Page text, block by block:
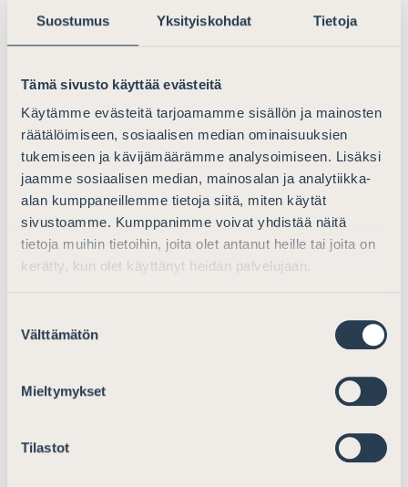
Suostumus Yksityiskohdat Tietoja
Tämä sivusto käyttää evästeitä
Käytämme evästeitä tarjoamamme sisällön ja mainosten
räätälöimiseen, sosiaalisen median ominaisuuksien
tukemiseen ja kävijämäärämme analysoimiseen. Lisäksi
jaamme sosiaalisen median, mainosalan ja analytiikka-
alan kumppaneillemme tietoja siitä, miten käytät
sivustoamme. Kumppanimme voivat yhdistää näitä
tietoja muihin tietoihin, joita olet antanut heille tai joita on
kerätty, kun olet käyttänyt heidän palvelujaan.
valinta
Välttämätön
Mieltymykset
Tilastot
A 02 Finlands Advokaters stadgar (29.11.2024,
B 01 Vägledande regler om god advokatsed
(15.1.2009, delegationen 26.1.2023)
B 02 Regler om god advokatsed inom
Europeiska unionen (Code of Conduct for
European Lawyers)
B 02 BILAGA: Code of Conduct for
B 03 Anvisning om advokatarvoden (15.1.2009,
11.6.2010, ändr. 14.6.2019 och 9.6.2023, giltig
B 04.1 Anvisning om uppgifter som ska lämnas